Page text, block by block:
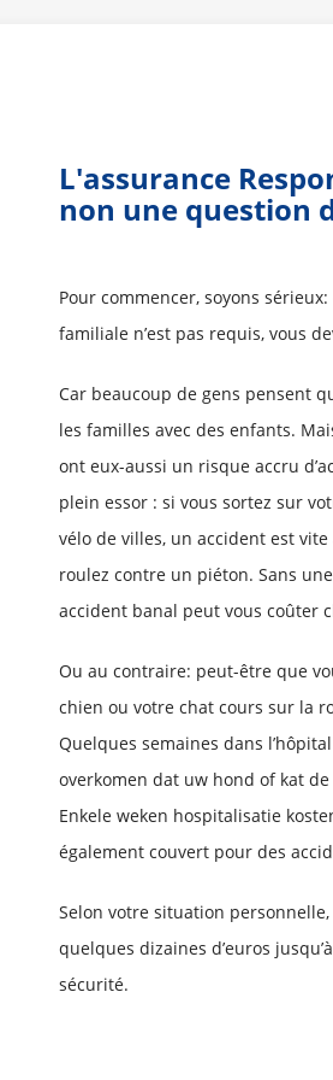
L'assurance
non une question
Pour commencer, soyons
familiale n’est pas requis, vous
Car beaucoup de gens pensent
les familles avec des enfants.
ont eux-aussi un risque accru
plein essor : si vous sortez sur
vélo de villes, un accident est
roulez contre un piéton. Sans
accident banal peut vous coûter
Ou au contraire: peut-être que
chien ou votre chat cours sur la
Quelques semaines dans
overkomen dat uw hond of kat
Enkele weken hospitalisatie
également couvert pour des
Selon votre situation
quelques dizaines d’euros
sécurité.